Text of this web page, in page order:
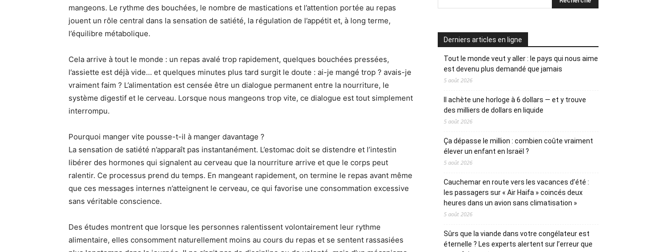
mangeons. Le rythme des bouchées, le nombre de mastications et l’attention portée au repas
jouent un rôle central dans la sensation de satiété, la régulation de l’appétit et, à long terme,
l’équilibre métabolique.
Cela arrive à tout le monde : un repas avalé trop rapidement, quelques bouchées pressées,
l’assiette est déjà vide… et quelques minutes plus tard surgit le doute : ai-je mangé trop ? avais-je
vraiment faim ? L’alimentation est censée être un dialogue permanent entre la nourriture, le
système digestif et le cerveau. Lorsque nous mangeons trop vite, ce dialogue est tout simplement
interrompu.
Pourquoi manger vite pousse-t-il à manger davantage ?
La sensation de satiété n’apparaît pas instantanément. L’estomac doit se distendre et l’intestin
libérer des hormones qui signalent au cerveau que la nourriture arrive et que le corps peut
ralentir. Ce processus prend du temps. En mangeant rapidement, on termine le repas avant même
que ces messages internes n’atteignent le cerveau, ce qui favorise une consommation excessive
sans véritable conscience.
Des études montrent que lorsque les personnes ralentissent volontairement leur rythme
alimentaire, elles consomment naturellement moins au cours du repas et se sentent rassasiées
Derniers articles en ligne
Tout le monde veut y aller : le pays qui nous aime
est devenu plus demandé que jamais
5 août 2026
Il achète une horloge à 6 dollars — et y trouve
des milliers de dollars en liquide
5 août 2026
Ça dépasse le million : combien coûte vraiment
élever un enfant en Israël ?
5 août 2026
Cauchemar en route vers les vacances d’été :
les passagers sur « Air Haifa » coincés deux
heures dans un avion sans climatisation »
5 août 2026
Sûrs que la viande dans votre congélateur est
éternelle ? Les experts alertent sur l’erreur que